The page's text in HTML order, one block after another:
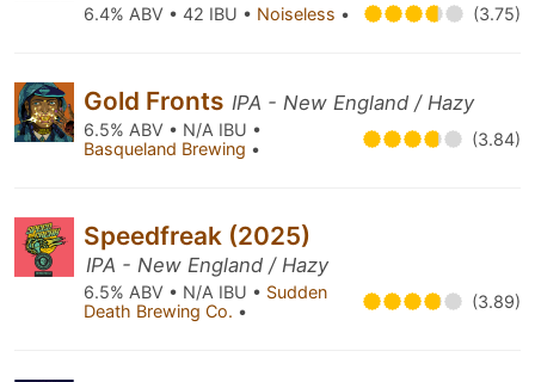
6.4% ABV • 42 IBU • Noiseless • (3.75)
Gold Fronts IPA - New England / Hazy
6.5% ABV • N/A IBU •
Basqueland Brewing • (3.84)
Speedfreak (2025)
IPA - New England / Hazy
6.5% ABV • N/A IBU • Sudden
Death Brewing Co. • (3.89)